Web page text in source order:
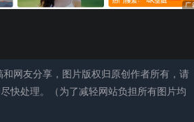
网友分享，图片版权归原创作者所有，请
快处理。（为了减轻网站负担所有图片均